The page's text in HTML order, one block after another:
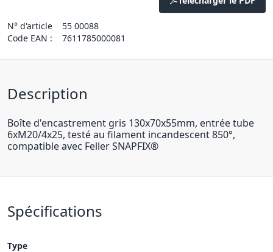
N° d'article
55 00088
Code EAN :
7611785000081
Description
Boîte d'encastrement gris 130x70x55mm, entrée tube
6xM20/4x25, testé au filament incandescent 850°,
compatible avec Feller SNAPFIX®
Spécifications
Type